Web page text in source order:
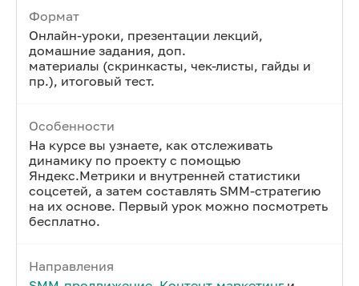
Формат
Онлайн-уроки, презентации лекций,
домашние задания, доп.
материалы (скринкасты, чек-листы, гайды и
пр.), итоговый тест.
Особенности
На курсе вы узнаете, как отслеживать
динамику по проекту с помощью
Яндекс.Метрики и внутренней статистики
соцсетей, а затем составлять SMM-стратегию
на их основе. Первый урок можно посмотреть
бесплатно.
Направления